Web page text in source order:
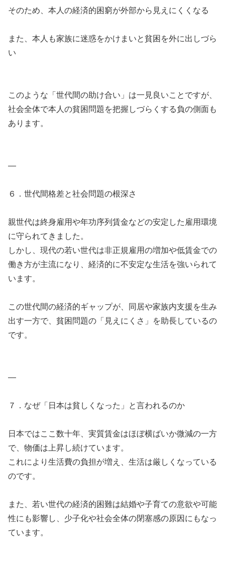
そのため、本人の経済的困窮が外部から見えにくくなる
また、本人も家族に迷惑をかけまいと貧困を外に出しづら
い
このような「世代間の助け合い」は一見良いことですが、
社会全体で本人の貧困問題を把握しづらくする負の側面も
あります。
—
６．世代間格差と社会問題の根深さ
親世代は終身雇用や年功序列賃金などの安定した雇用環境
に守られてきました。
しかし、現代の若い世代は非正規雇用の増加や低賃金での
働き方が主流になり、経済的に不安定な生活を強いられて
います。
この世代間の経済的ギャップが、同居や家族内支援を生み
出す一方で、貧困問題の「見えにくさ」を助長しているの
です。
—
７．なぜ「日本は貧しくなった」と言われるのか
日本ではここ数十年、実質賃金はほぼ横ばいか微減の一方
で、物価は上昇し続けています。
これにより生活費の負担が増え、生活は厳しくなっている
のです。
また、若い世代の経済的困難は結婚や子育ての意欲や可能
性にも影響し、少子化や社会全体の閉塞感の原因にもなっ
ています。